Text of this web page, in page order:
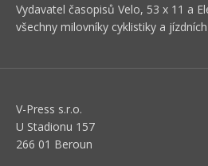
Vydavatel časopisů Velo, 53 x 11 a
všechny milovníky cyklistiky a
V-Press s.r.o.
U Stadionu 157
266 01 Beroun